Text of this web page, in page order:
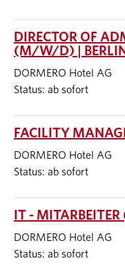
DIRECTOR OF
(M/W/D) | BERLIN
DORMERO Hotel AG
Status: ab sofort
FACILITY
DORMERO Hotel AG
Status: ab sofort
IT -
DORMERO Hotel AG
Status: ab sofort